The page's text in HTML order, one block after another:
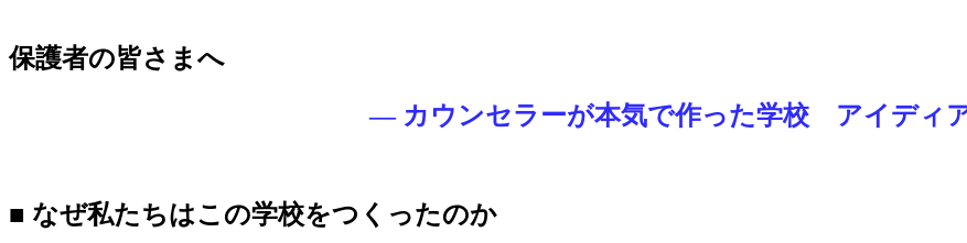
保護者の皆さまへ
― カウンセラーが本気で作った学校 アイディ
■ なぜ私たちはこの学校をつくったのか